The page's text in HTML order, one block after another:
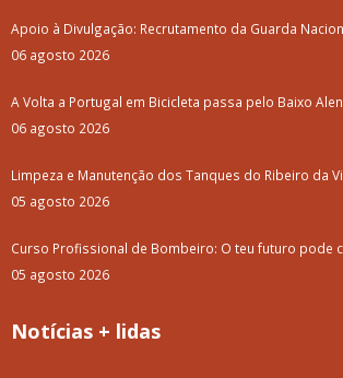
Apoio à Divulgação: Recrutamento da Guarda
06 agosto 2026
A Volta a Portugal em Bicicleta passa pelo Baixo
06 agosto 2026
Limpeza e Manutenção dos Tanques do Ribeiro da
05 agosto 2026
Curso Profissional de Bombeiro: O teu futuro pode
05 agosto 2026
Notícias + lidas